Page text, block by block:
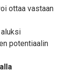
ottaa vastaan
potentiaalin